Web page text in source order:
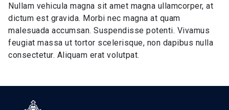
Nullam vehicula magna sit amet magna ullamcorper, at
dictum est gravida. Morbi nec magna at quam
malesuada accumsan. Suspendisse potenti. Vivamus
feugiat massa ut tortor scelerisque, non dapibus nulla
consectetur. Aliquam erat volutpat.